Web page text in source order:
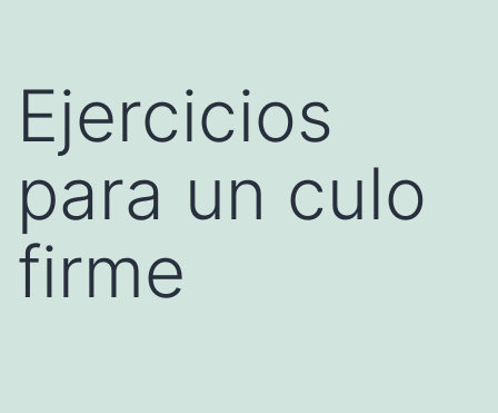
Ejercicios
para un culo
firme